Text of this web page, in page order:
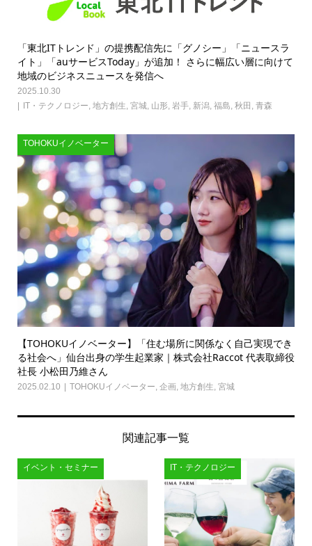
「東北ITトレンド」の提携配信先に「グノシー」「ニュースラ
イト」「auサービスToday」が追加！ さらに幅広い層に向けて
地域のビジネスニュースを発信へ
2025.10.30
IT・テクノロジー, 地方創生, 宮城, 山形, 岩手, 新潟, 福島, 秋田 , 青森
TOHOKUイノベーター
【TOHOKUイノベーター】「住む場所に関係なく自己実現でき
る社会へ」仙台出身の学生起業家｜株式会社Raccot 代表取締役
社長 小松田乃維さん
2025.02.10 TOHOKUイノベーター, 企画, 地方創生, 宮城
関連記事一覧
イベント・セミナー IT・テクノロジー